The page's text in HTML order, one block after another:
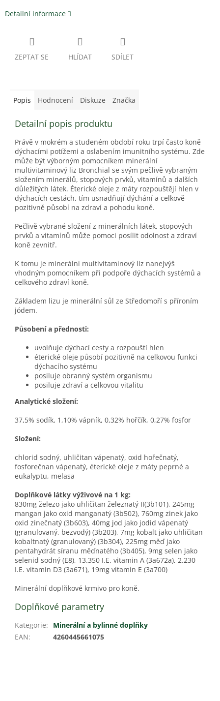
Detailní informace
ZEPTAT SE HLÍDAT SDÍLET
Popis Hodnocení Diskuze Značka
Detailní popis produktu
Právě v mokrém a studeném období roku trpí často koně
dýchacími potížemi a oslabením imunitního systému. Zde
může být výborným pomocníkem minerální
multivitaminový liz Bronchial se svým pečlivě vybraným
složením minerálů, stopových prvků, vitamínů a dalších
důležitých látek. Éterické oleje z máty rozpouštějí hlen v
dýchacích cestách, tím usnadňují dýchání a celkově
pozitivně působí na zdraví a pohodu koně.
Pečlivě vybrané složení z minerálních látek, stopových
prvků a vitamínů může pomoci posílit odolnost a zdraví
koně zevnitř.
K tomu je minerálni multivitaminový liz nanejvýš
vhodným pomocníkem při podpoře dýchacích systémů a
celkového zdraví koně.
Základem lizu je minerální sůl ze Středomoří s příroním
jódem.
Působení a přednosti:
uvolňuje dýchací cesty a rozpouští hlen
éterické oleje působí pozitivně na celkovou funkci
dýchacího systému
posiluje obranný systém organismu
posiluje zdraví a celkovou vitalitu
Analytické složení:
37,5% sodík, 1,10% vápník, 0,32% hořčík, 0,27% fosfor
Složení:
chlorid sodný, uhličitan vápenatý, oxid hořečnatý,
fosforečnan vápenatý, éterické oleje z máty peprné a
eukalyptu, melasa
Doplňkové látky výživové na 1 kg:
830mg železo jako uhličitan železnatý II(3b101), 245mg
mangan jako oxid manganatý (3b502), 760mg zinek jako
oxid zinečnatý (3b603), 40mg jod jako jodid vápenatý
(granulovaný, bezvodý) (3b203), 7mg kobalt jako uhličitan
kobaltnatý (granulovaný) (3b304), 225mg měď jako
pentahydrát síranu měďnatého (3b405), 9mg selen jako
selenid sodný (E8), 13.350 I.E. vitamin A (3a672a), 2.230
I.E. vitamin D3 (3a671), 19mg vitamin E (3a700)
Minerální doplňkové krmivo pro koně.
Doplňkové parametry
Kategorie:
Minerální a bylinné doplňky
EAN: 4260445661075